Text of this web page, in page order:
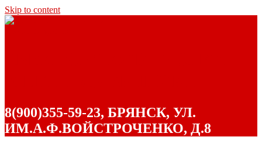
Skip to content
8(900)355-59-23, БРЯНСК, УЛ.
ИМ.А.Ф.ВОЙСТРОЧЕНКО, Д.8